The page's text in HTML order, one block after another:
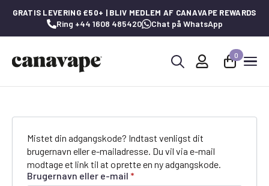
GRATIS LEVERING £50+ | BLIV MEDLEM AF CANAVAPE REWARDS
Ring +44 1608 485420 Chat på WhatsApp
0
Mistet din adgangskode? Indtast venligst dit
brugernavn eller e-mailadresse. Du vil via e-mail
modtage et link til at oprette en ny adgangskode.
Brugernavn eller e-mail *